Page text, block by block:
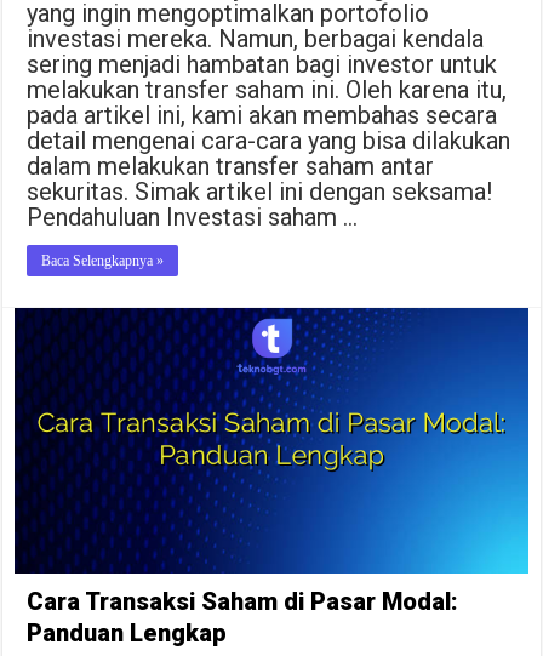
yang ingin mengoptimalkan portofolio
investasi mereka. Namun, berbagai kendala
sering menjadi hambatan bagi investor untuk
melakukan transfer saham ini. Oleh karena itu,
pada artikel ini, kami akan membahas secara
detail mengenai cara-cara yang bisa dilakukan
dalam melakukan transfer saham antar
sekuritas. Simak artikel ini dengan seksama!
Pendahuluan Investasi saham …
Baca Selengkapnya »
Cara Transaksi Saham di Pasar Modal:
Panduan Lengkap